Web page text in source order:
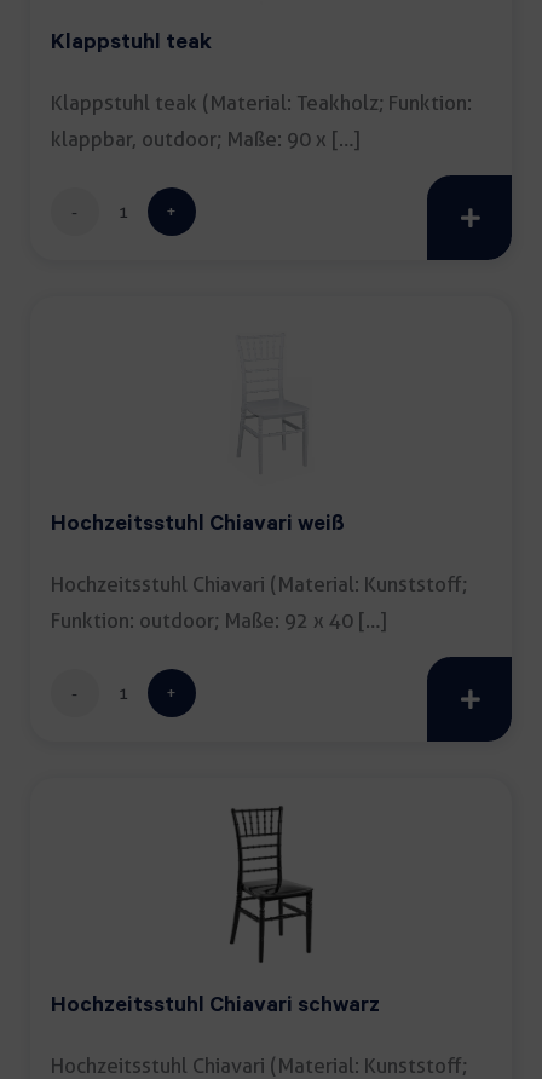
Klappstuhl teak
Klappstuhl teak (Material: Teakholz; Funktion:
klappbar, outdoor; Maße: 90 x […]
Klappstuhl
Hochzeitsstuhl Chiavari weiß
Hochzeitsstuhl Chiavari (Material: Kunststoff;
Funktion: outdoor; Maße: 92 x 40 […]
Hochzeitsstuhl
Chiavari
Hochzeitsstuhl Chiavari schwarz
Hochzeitsstuhl Chiavari (Material: Kunststoff;